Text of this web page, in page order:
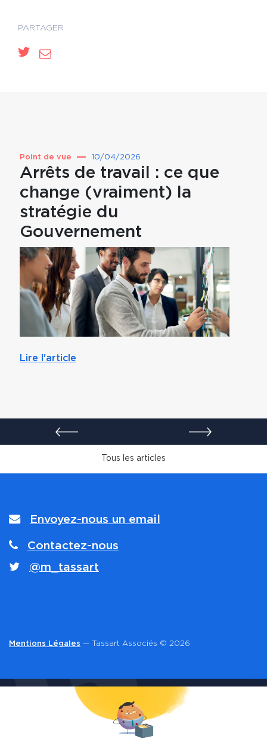
PARTAGER
Point de vue 10/04/2026
Arrêts de travail : ce que
change (vraiment) la
stratégie du
Gouvernement
Lire l'article
Envoyez-nous un email
Contactez-nous
@m_tassart
Mentions Légales — Tassart Associés © 2026
CONTACT